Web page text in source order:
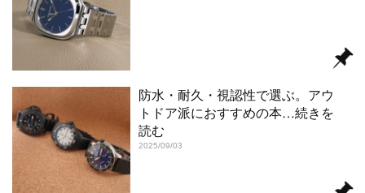
防水・耐久・視認性で選ぶ。アウ
トドア派におすすめの本…続きを
読む
2025/09/03